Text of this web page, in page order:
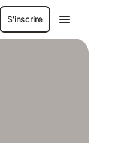
S'inscrire